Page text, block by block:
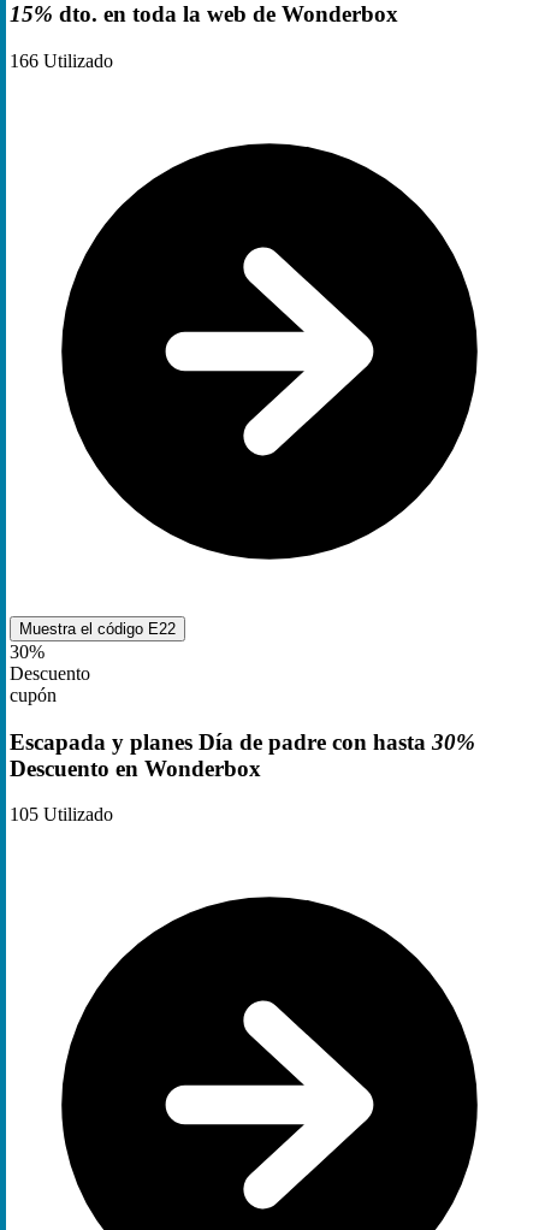
15% dto. en toda la web de Wonderbox
166 Utilizado
Muestra el código E22
30%
Descuento
cupón
Escapada y planes Día de padre con hasta 30%
Descuento en Wonderbox
105 Utilizado